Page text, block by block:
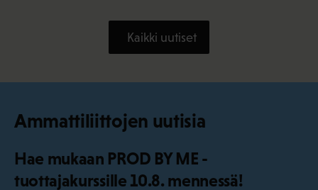
Kaikki uutiset
Ammattiliittojen uutisia
Hae mukaan PROD BY ME -
tuottajakurssille 10.8. mennessä!